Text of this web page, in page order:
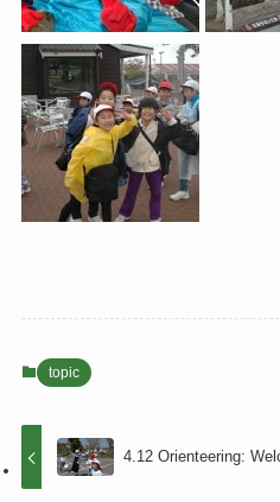
topic
4.12 Orienteering: